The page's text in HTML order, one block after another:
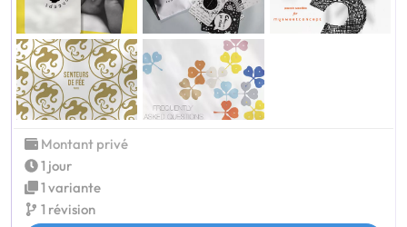
Montant privé
1 jour
1 variante
1 révision